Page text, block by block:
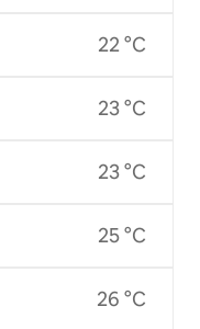
22 °C
23 °C
23 °C
25 °C
26 °C